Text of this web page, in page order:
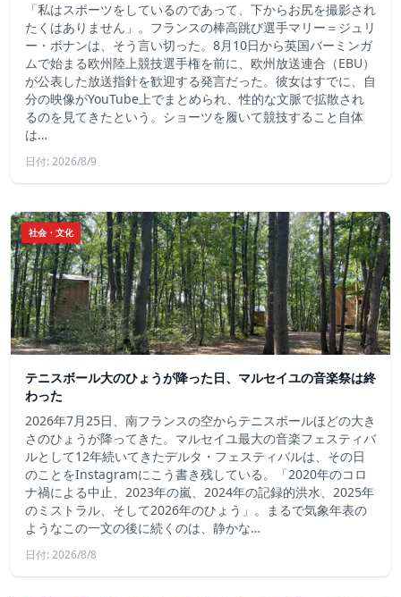
「私はスポーツをしているのであって、下からお尻を撮影され
たくはありません」。フランスの棒高跳び選手マリー＝ジュリ
ー・ボナンは、そう言い切った。8月10日から英国バーミンガ
ムで始まる欧州陸上競技選手権を前に、欧州放送連合（EBU）
が公表した放送指針を歓迎する発言だった。彼女はすでに、自
分の映像がYouTube上でまとめられ、性的な文脈で拡散され
るのを見てきたという。ショーツを履いて競技すること自体
は…
日付: 2026/8/9
社会・文化
テニスボール大のひょうが降った日、マルセイユの音楽祭は終
わった
2026年7月25日、南フランスの空からテニスボールほどの大き
さのひょうが降ってきた。マルセイユ最大の音楽フェスティバ
ルとして12年続いてきたデルタ・フェスティバルは、その日
のことをInstagramにこう書き残している。「2020年のコロ
ナ禍による中止、2023年の嵐、2024年の記録的洪水、2025年
のミストラル、そして2026年のひょう」。まるで気象年表の
ようなこの一文の後に続くのは、静かな…
日付: 2026/8/8